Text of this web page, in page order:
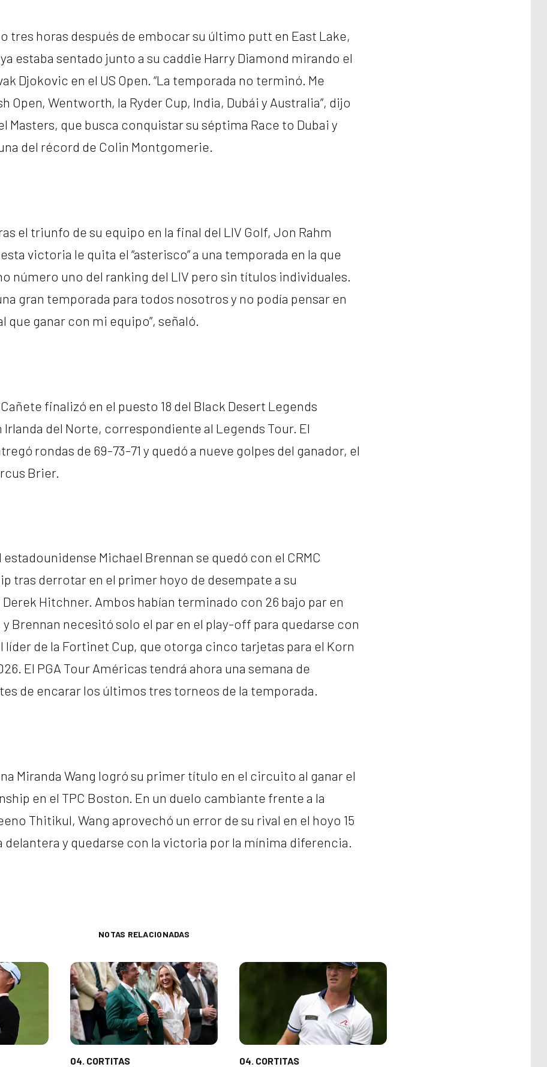
tres horas después de embocar su último putt en East Lake,
estaba sentado junto a su caddie Harry Diamond mirando el
Djokovic en el US Open. “La temporada no terminó. Me
Open, Wentworth, la Ryder Cup, India, Dubái y Australia”, dijo
Masters, que busca conquistar su séptima Race to Dubai y
del récord de Colin Montgomerie.
el triunfo de su equipo en la final del LIV Golf, Jon Rahm
victoria le quita el “asterisco” a una temporada en la que
número uno del ranking del LIV pero sin títulos individuales.
gran temporada para todos nosotros y no podía pensar en
que ganar con mi equipo”, señaló.
finalizó en el puesto 18 del Black Desert Legends
Irlanda del Norte, correspondiente al Legends Tour. El
rondas de 69-73-71 y quedó a nueve golpes del ganador, el
Brier.
estadounidense Michael Brennan se quedó con el CRMC
tras derrotar en el primer hoyo de desempate a su
Hitchner. Ambos habían terminado con 26 bajo par en
y Brennan necesitó solo el par en el play-off para quedarse con
líder de la Fortinet Cup, que otorga cinco tarjetas para el Korn
El PGA Tour Américas tendrá ahora una semana de
de encarar los últimos tres torneos de la temporada.
Miranda Wang logró su primer título en el circuito al ganar el
en el TPC Boston. En un duelo cambiante frente a la
Thitikul, Wang aprovechó un error de su rival en el hoyo 15
delantera y quedarse con la victoria por la mínima diferencia.
NOTAS RELACIONADAS
04. CORTITAS 04. CORTITAS